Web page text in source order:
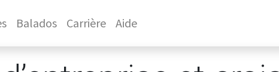
Balados Carrière Aide